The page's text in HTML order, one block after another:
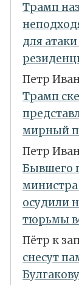
Трамп
для
Петр
Трамп
мирный
Петр
Бывшего
осудили
тюрьмы
Пётр к
снесут